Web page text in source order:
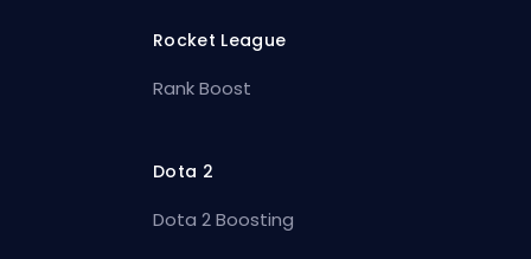
Rocket League
Rank Boost
Dota 2
Dota 2 Boosting